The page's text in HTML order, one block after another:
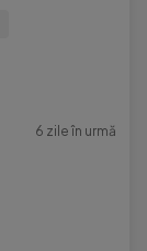
6 zile în urmă